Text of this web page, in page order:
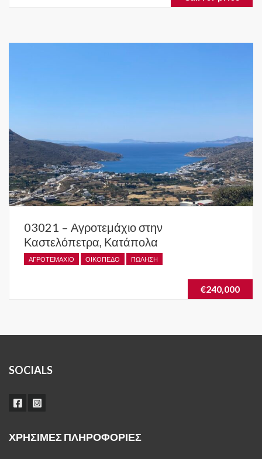
03021 – Αγροτεμάχιο στην
Καστελόπετρα, Κατάπολα
ΑΓΡΟΤΕΜΆΧΙΟ ΟΙΚΌΠΕΔΟ ΠΏΛΗΣΗ
€240,000
SOCIALS
ΧΡΉΣΙΜΕΣ ΠΛΗΡΟΦΟΡΊΕΣ